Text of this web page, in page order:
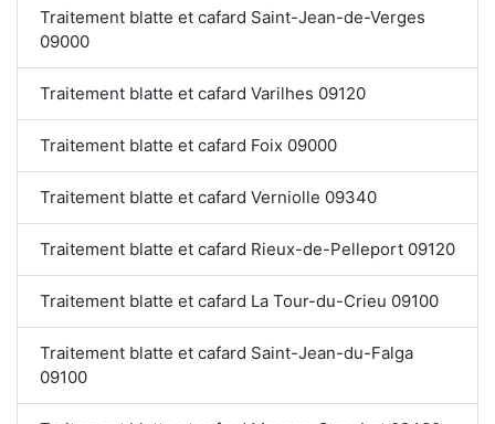
Traitement blatte et cafard Saint-Jean-de-Verges
09000
Traitement blatte et cafard Varilhes 09120
Traitement blatte et cafard Foix 09000
Traitement blatte et cafard Verniolle 09340
Traitement blatte et cafard Rieux-de-Pelleport 09120
Traitement blatte et cafard La Tour-du-Crieu 09100
Traitement blatte et cafard Saint-Jean-du-Falga
09100